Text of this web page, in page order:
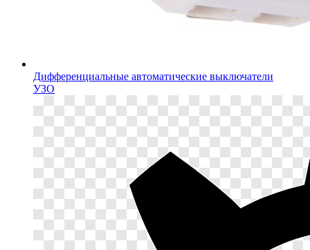
Дифференциальные автоматические выключатели
УЗО